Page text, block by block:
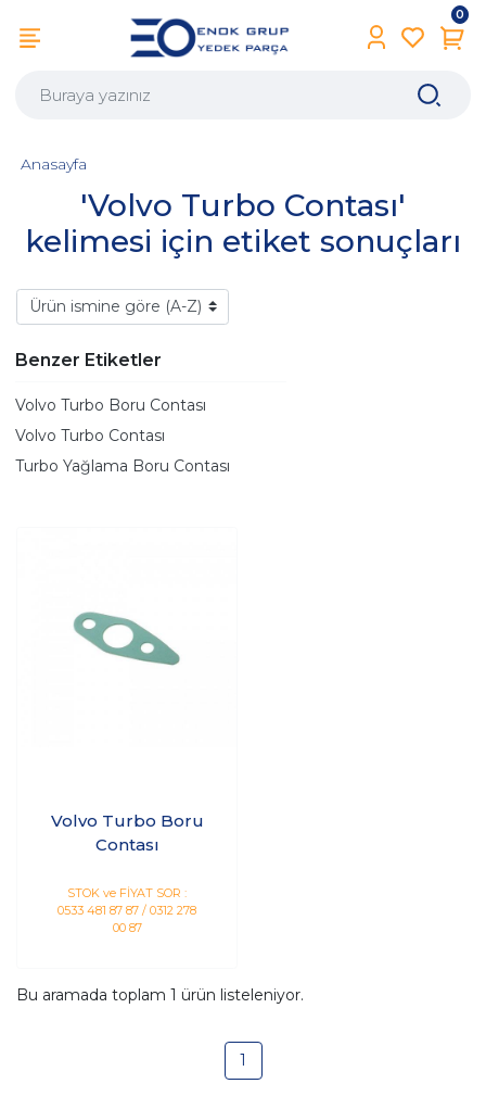
0
'Volvo Turbo Contası'
kelimesi için etiket sonuçları
Anasayfa
Benzer Etiketler
Volvo Turbo Boru Contası
Volvo Turbo Contası
Turbo Yağlama Boru Contası
Volvo Turbo Boru
Contası
STOK ve FİYAT SOR :
0533 481 87 87 / 0312 278
00 87
Bu aramada toplam 1 ürün listeleniyor.
1